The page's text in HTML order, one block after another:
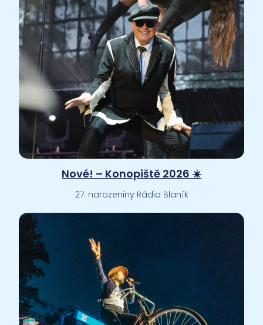
Nové! – Konopiště 2026 ☀️
27. narozeniny Rádia Blaník